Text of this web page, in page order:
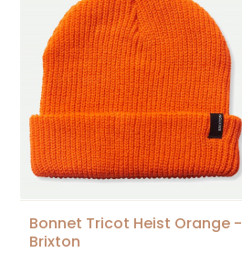
Bonnet Tricot Heist Orange -
Brixton